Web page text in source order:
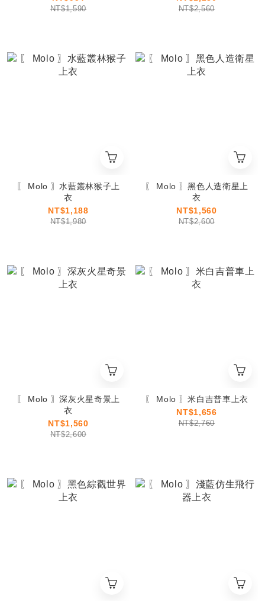
NT$1,590 NT$2,560
〖 Molo 〗水藍叢林猴子上
衣
NT$1,188
NT$1,980
〖 Molo 〗黑色人造衛星上
衣
NT$1,560
NT$2,600
〖 Molo 〗深灰火星奇景上
衣
NT$1,560
NT$2,600
〖 Molo 〗米白吉普車上衣
NT$1,656
NT$2,760